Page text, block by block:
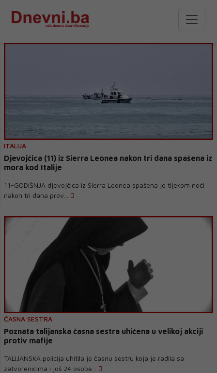
ITALIJA
Djevojčica (11) iz Sierra Leonea nakon tri dana spašena iz
mora kod Italije
11-GODIŠNJA djevojčica iz Sierra Leonea spašena je tijekom noći
nakon tri dana prov...
ČASNA SESTRA
Poznata talijanska časna sestra uhićena u velikoj akciji
protiv mafije
TALIJANSKA policija uhitila je časnu sestru koja je radila sa
zatvorenicima i još 24 osobe...